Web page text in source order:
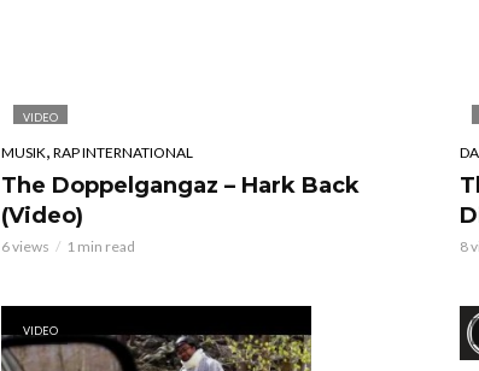
VIDEO
MUSIK, RAP INTERNATIONAL
The Doppelgangaz – Hark Back
(Video)
6 views 1 min read 8
VIDEO